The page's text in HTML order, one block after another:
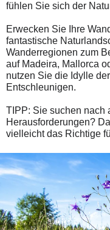
fühlen Sie sich der
Erwecken Sie Ihre
fantastische
Wanderregionen zum
auf Madeira, Mallorca
nutzen Sie die Idylle
Entschleunigen.
TIPP: Sie suchen nach
Herausforderungen?
vielleicht das Richtige